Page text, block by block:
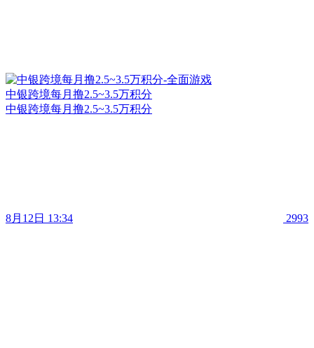
中银跨境每月撸2.5~3.5万积分
中银跨境每月撸2.5~3.5万积分
8月12日 13:34 2993